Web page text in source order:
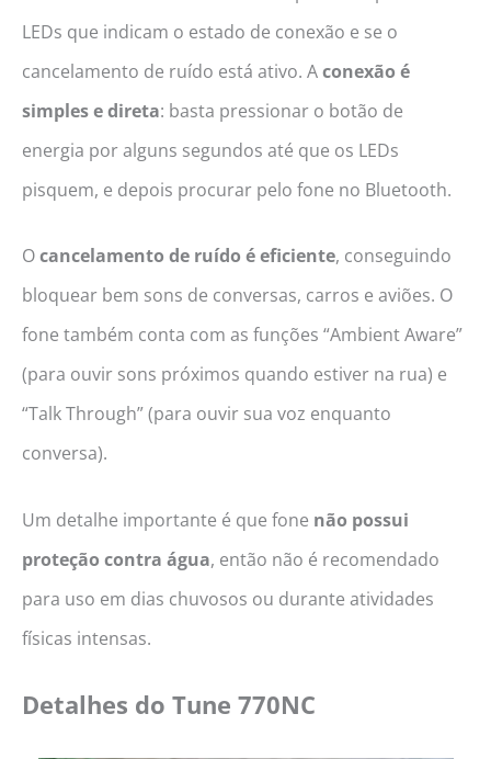
LEDs que indicam o estado de conexão e se o
cancelamento de ruído está ativo. Aconexão é
simples e direta: basta pressionar o botão de
energia por alguns segundos até que os LEDs
pisquem, e depois procurar pelo fone no Bluetooth.
Ocancelamento de ruído é eficiente, conseguindo
bloquear bem sons de conversas, carros e aviões. O
fone também conta com as funções “Ambient Aware”
(para ouvir sons próximos quando estiver na rua) e
“Talk Through” (para ouvir sua voz enquanto
conversa).
Um detalhe importante é que fone não possui
proteção contra água, então não é recomendado
para uso em dias chuvosos ou durante atividades
físicas intensas.
Detalhes do Tune 770NC